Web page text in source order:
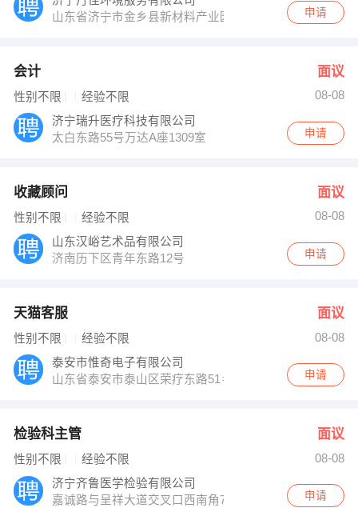
山东省济宁市金乡县新材料产业园
申请
会计 面议
性别不限 经验不限
08-08
济宁瑞升医疗科技有限公司
太白东路55号万达A座1309室
申请
收藏顾问 面议
性别不限 经验不限
08-08
山东汉峪艺术品有限公司
济南历下区青年东路12号
申请
天猫客服 面议
性别不限 经验不限
08-08
泰安市惟奇电子有限公司
山东省泰安市泰山区荣疗东路51＃
申请
检验科主管 面议
性别不限 经验不限
08-08
济宁齐鲁医学检验有限公司
嘉诚路与呈祥大道交叉口西南角7号楼101室
申请